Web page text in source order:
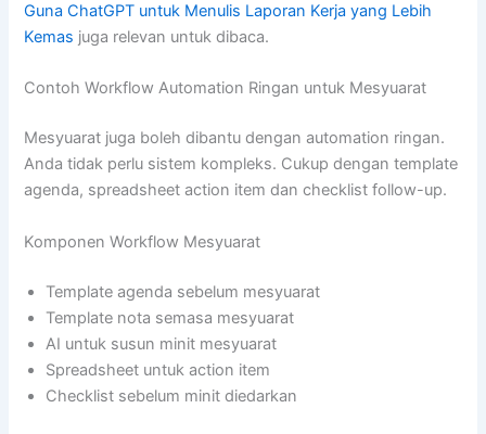
Guna ChatGPT untuk Menulis Laporan Kerja yang Lebih
Kemas juga relevan untuk dibaca.
Contoh Workflow Automation Ringan untuk Mesyuarat
Mesyuarat juga boleh dibantu dengan automation ringan.
Anda tidak perlu sistem kompleks. Cukup dengan template
agenda, spreadsheet action item dan checklist follow-up.
Komponen Workflow Mesyuarat
Template agenda sebelum mesyuarat
Template nota semasa mesyuarat
AI untuk susun minit mesyuarat
Spreadsheet untuk action item
Checklist sebelum minit diedarkan